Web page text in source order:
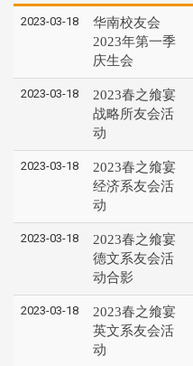
2023-03-18
华南校友会
2023年第一季
庆生会
2023-03-18
2023春之飨宴
战略所友会活
动
2023-03-18
2023春之飨宴
经济系友会活
动
2023-03-18
2023春之飨宴
德文系友会活
动合影
2023-03-18
2023春之飨宴
英文系友会活
动